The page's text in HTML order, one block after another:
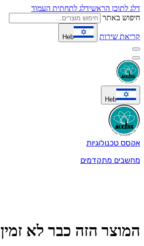
דלג לתוכן הראשידלג לתחתית העמוד
חיפוש באתר
קריאת שירות Heb
Heb
אקסס טכנולוגיות
מחשבים מתקדמים
המוצר הזה כבר לא זמין